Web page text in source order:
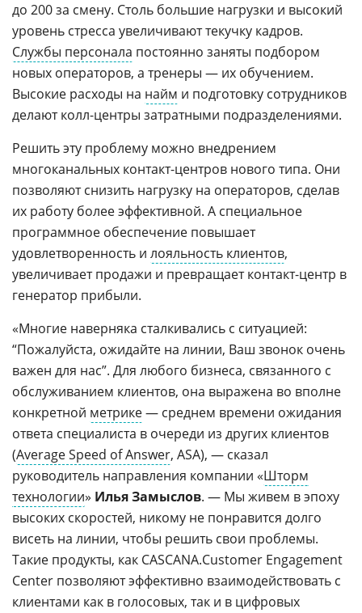
до 200 за смену. Столь большие нагрузки и высокий
уровень стресса увеличивают текучку кадров.
Службы персонала постоянно заняты подбором
новых операторов, а тренеры — их обучением.
Высокие расходы на найм и подготовку сотрудников
делают колл-центры затратными подразделениями.
Решить эту проблему можно внедрением
многоканальных контакт-центров нового типа. Они
позволяют снизить нагрузку на операторов, сделав
их работу более эффективной. А специальное
программное обеспечение повышает
удовлетворенность и лояльность клиентов,
увеличивает продажи и превращает контакт-центр в
генератор прибыли.
«Многие наверняка сталкивались с ситуацией:
“Пожалуйста, ожидайте на линии, Ваш звонок очень
важен для нас”. Для любого бизнеса, связанного с
обслуживанием клиентов, она выражена во вполне
конкретной метрике— среднем времени ожидания
ответа специалиста в очереди из других клиентов
(Average Speed of Answer, ASA), — сказал
руководитель направления компании «Шторм
технологии» Илья Замыслов. — Мы живем в эпоху
высоких скоростей, никому не понравится долго
висеть на линии, чтобы решить свои проблемы.
Такие продукты, как CASCANA.Customer Engagement
Center позволяют эффективно взаимодействовать с
клиентами как в голосовых, так и в цифровых